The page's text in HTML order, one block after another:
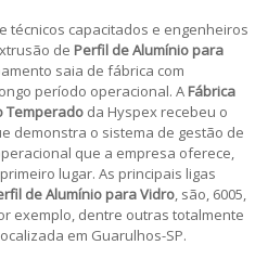
técnicos capacitados e engenheiros
de Perfil de Alumínio para
saia de fábrica com
período operacional. A Fábrica
Temperado da Hyspex recebeu o
demonstra o sistema de gestão de
que a empresa oferece,
lugar. As principais ligas
de Alumínio para Vidro, são, 6005,
exemplo, dentre outras totalmente
em Guarulhos-SP.